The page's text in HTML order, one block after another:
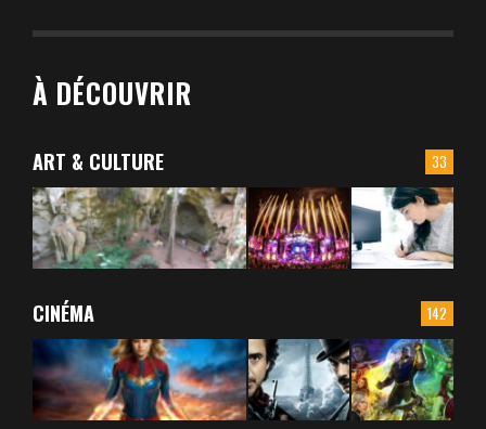
À DÉCOUVRIR
33
ART & CULTURE
142
CINÉMA